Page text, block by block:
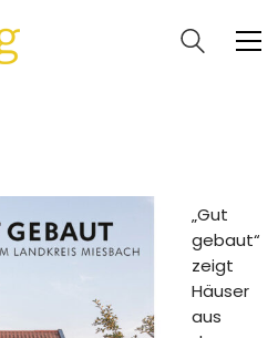
„Gut
gebaut“
zeigt
Häuser
aus